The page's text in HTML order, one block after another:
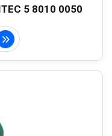
5 8010 0050